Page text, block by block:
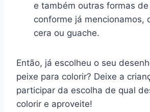
e também outras formas de
conforme já mencionamos,
cera ou guache.
Então, já escolheu o seu
peixe para colorir? Deixe a
participar da escolha de qual
colorir e aproveite!